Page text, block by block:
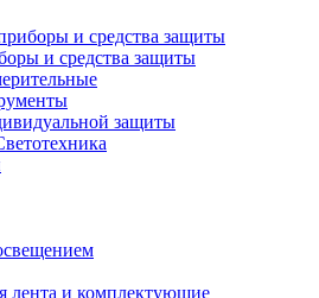
и средства защиты
защиты
лента и комплектующие